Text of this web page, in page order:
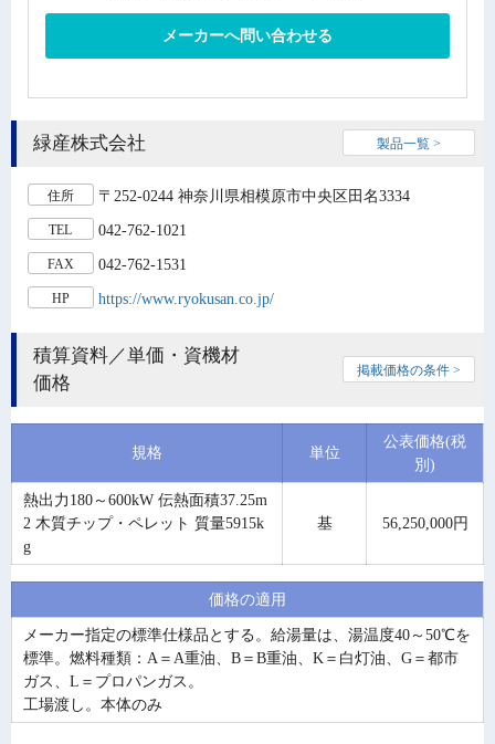
メーカーへ問い合わせる
緑産株式会社 製品一覧 >
住所 〒252-0244 神奈川県相模原市中央区田名3334
TEL 042-762-1021
FAX 042-762-1531
HP https://www.ryokusan.co.jp/
積算資料／単価・資機材
価格
掲載価格の条件 >
規格 単位
公表価格(税
別)
熱出力180～600kW 伝熱面積37.25m
2 木質チップ・ペレット 質量5915k
g
基 56,250,000円
価格の適用
メーカー指定の標準仕様品とする。給湯量は、湯温度40～50℃を
標準。燃料種類：A＝A重油、B＝B重油、K＝白灯油、G＝都市
ガス、L＝プロパンガス。
工場渡し。本体のみ